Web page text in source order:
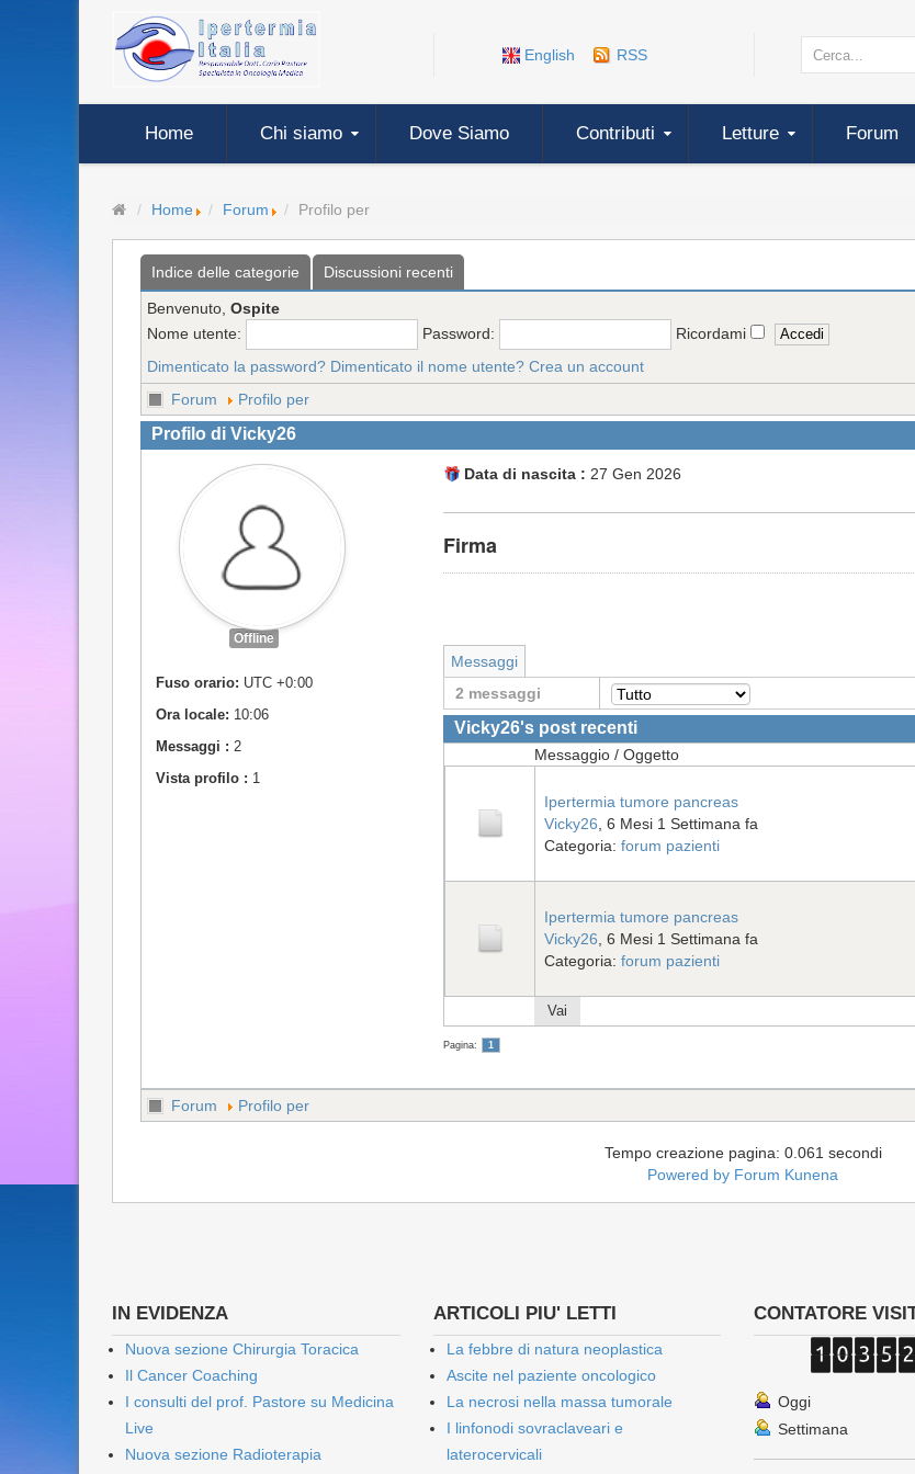
English RSS
Home Chi siamo Dove Siamo Contributi Letture Forum
Home Forum Profilo per
Indice delle categorie Discussioni recenti
Benvenuto, Ospite
Nome utente:
Password:
Ricordami
Dimenticato la password? Dimenticato il nome utente? Crea un account
Forum
Profilo per
Profilo di Vicky26
Offline
Fuso orario: UTC +0:00
Ora locale: 10:06
Messaggi : 2
Vista profilo : 1
Data di nascita : 27 Gen 2026
Firma
Messaggi
2 messaggi
Vicky26's post recenti
Messaggio / Oggetto
Vai
Ipertermia tumore pancreas
Vicky26 , 6 Mesi 1 Settimana fa
Categoria: forum pazienti
Ipertermia tumore pancreas
Vicky26 , 6 Mesi 1 Settimana fa
Categoria: forum pazienti
Pagina: 1
Forum Profilo per
Tempo creazione pagina: 0.061 secondi
Powered by Forum Kunena
IN EVIDENZA
Nuova sezione Chirurgia Toracica
Il Cancer Coaching
I consulti del prof. Pastore su Medicina
Live
Nuova sezione Radioterapia
ARTICOLI PIU' LETTI
La febbre di natura neoplastica
Ascite nel paziente oncologico
La necrosi nella massa tumorale
I linfonodi sovraclaveari e
laterocervicali
CONTATORE
Oggi
Settimana